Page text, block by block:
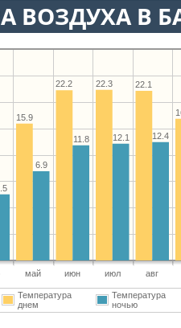
ВОЗДУХА В
май июн июл авг
22.1
22.3
22.2
15.9
12.4
12.1
11.8
6.9
Температура
днем
Температура
ночью